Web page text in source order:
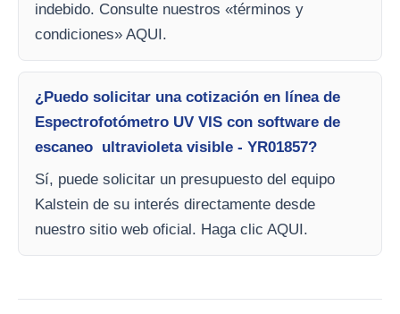
indebido. Consulte nuestros «términos y
condiciones» AQUI.
¿Puedo solicitar una cotización en línea de
Espectrofotómetro UV VIS con software de
escaneo ultravioleta visible - YR01857?
Sí, puede solicitar un presupuesto del equipo
Kalstein de su interés directamente desde
nuestro sitio web oficial. Haga clic AQUI.